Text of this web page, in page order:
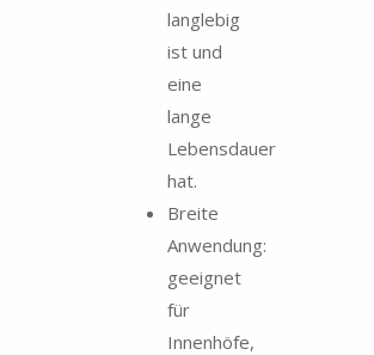
langlebig
ist und
eine
lange
Lebensdauer
hat.
Breite
Anwendung:
geeignet
für
Innenhöfe,